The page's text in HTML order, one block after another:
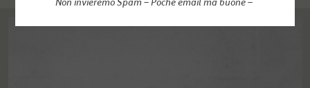
Non invieremo Spam – Poche email ma buone –